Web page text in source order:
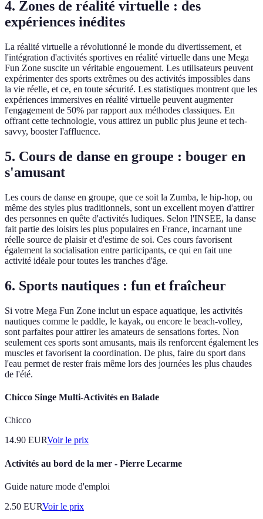
4. Zones de réalité virtuelle : des
expériences inédites
La réalité virtuelle a révolutionné le monde du divertissement, et
l'intégration d'activités sportives en réalité virtuelle dans une Mega
Fun Zone suscite un véritable engouement. Les utilisateurs peuvent
expérimenter des sports extrêmes ou des activités impossibles dans
la vie réelle, et ce, en toute sécurité. Les statistiques montrent que les
expériences immersives en réalité virtuelle peuvent augmenter
l'engagement de 50% par rapport aux méthodes classiques. En
offrant cette technologie, vous attirez un public plus jeune et tech-
savvy, booster l'affluence.
5. Cours de danse en groupe : bouger en
s'amusant
Les cours de danse en groupe, que ce soit la Zumba, le hip-hop, ou
même des styles plus traditionnels, sont un excellent moyen d'attirer
des personnes en quête d'activités ludiques. Selon l'INSEE, la danse
fait partie des loisirs les plus populaires en France, incarnant une
réelle source de plaisir et d'estime de soi. Ces cours favorisent
également la socialisation entre participants, ce qui en fait une
activité idéale pour toutes les tranches d'âge.
6. Sports nautiques : fun et fraîcheur
Si votre Mega Fun Zone inclut un espace aquatique, les activités
nautiques comme le paddle, le kayak, ou encore le beach-volley,
sont parfaites pour attirer les amateurs de sensations fortes. Non
seulement ces sports sont amusants, mais ils renforcent également les
muscles et favorisent la coordination. De plus, faire du sport dans
l'eau permet de rester frais même lors des journées les plus chaudes
de l'été.
Chicco Singe Multi-Activités en Balade
Chicco
14.90 EURVoir le prix
Activités au bord de la mer - Pierre Lecarme
Guide nature mode d'emploi
2.50 EURVoir le prix